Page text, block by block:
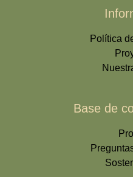
Política
Base de